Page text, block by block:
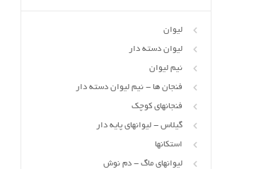
لیوان
لیوان دسته دار
نیم لیوان
فنجان ها - نیم لیوان دسته دار
فنجانهای کوچک
گیلاس - لیوانهای پایه دار
استکانها
لیوانهای ماگ - دم نوش